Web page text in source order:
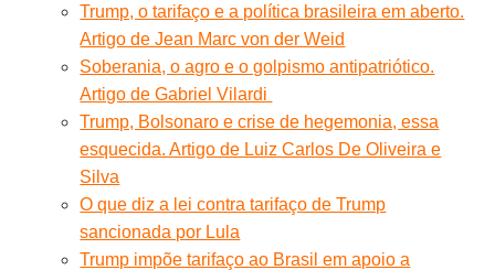
Trump, o tarifaço e a política brasileira em aberto.
Artigo de Jean Marc von der Weid
Soberania, o agro e o golpismo antipatriótico.
Artigo de Gabriel Vilardi
Trump, Bolsonaro e crise de hegemonia, essa
esquecida. Artigo de Luiz Carlos De Oliveira e
Silva
O que diz a lei contra tarifaço de Trump
sancionada por Lula
Trump impõe tarifaço ao Brasil em apoio a